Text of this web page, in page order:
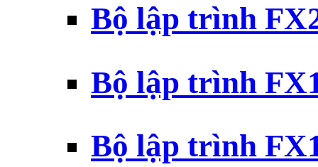
Bộ lập trình
Bộ lập trình
Bộ lập trình